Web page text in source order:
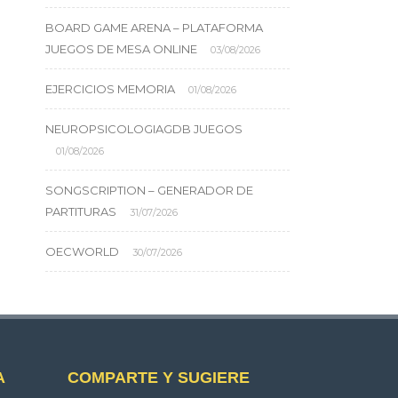
BOARD GAME ARENA – PLATAFORMA
JUEGOS DE MESA ONLINE
03/08/2026
EJERCICIOS MEMORIA 01/08/2026
NEUROPSICOLOGIAGDB JUEGOS
01/08/2026
SONGSCRIPTION – GENERADOR DE
PARTITURAS
31/07/2026
OECWORLD 30/07/2026
COMPARTE Y SUGIERE